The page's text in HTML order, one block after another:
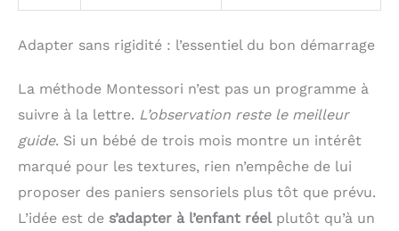
Adapter sans rigidité : l’essentiel du bon démarrage
La méthode Montessori n’est pas un programme à
suivre à la lettre. L’observation reste le meilleur
guide. Si un bébé de trois mois montre un intérêt
marqué pour les textures, rien n’empêche de lui
proposer des paniers sensoriels plus tôt que prévu.
L’idée est de s’adapter à l’enfant réelplutôt qu’à un